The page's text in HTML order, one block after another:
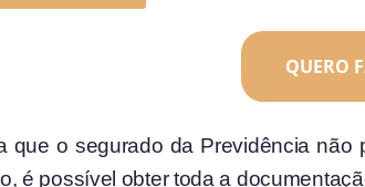
QUERO
que o segurado da Previdência
é possível obter toda a